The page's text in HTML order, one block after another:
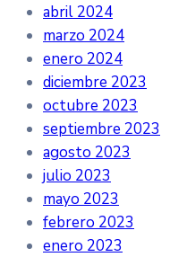
abril 2024
marzo 2024
enero 2024
diciembre 2023
octubre 2023
septiembre 2023
agosto 2023
julio 2023
mayo 2023
febrero 2023
enero 2023